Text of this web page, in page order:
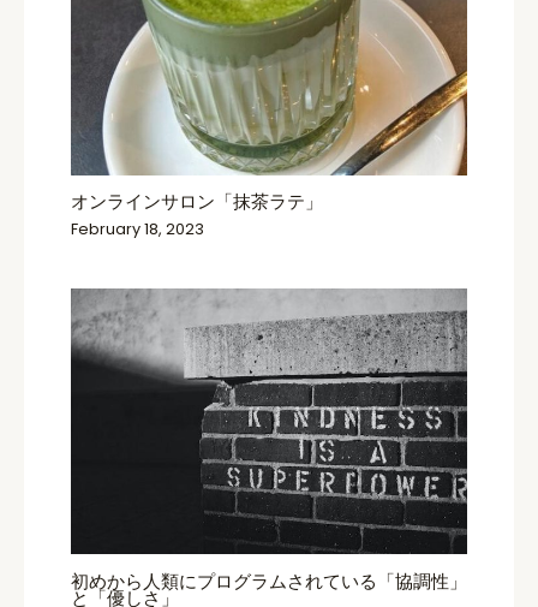
オンラインサロン「抹茶ラテ」
February 18, 2023
初めから人類にプログラムされている「協調性」
と「優しさ」